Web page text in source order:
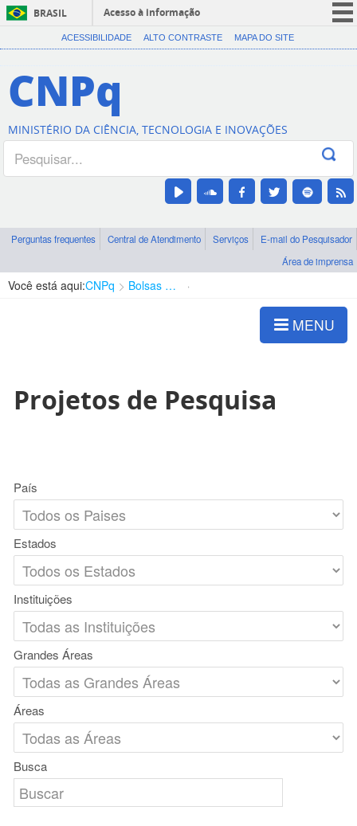
BRASIL
Acesso à informação
CORONAVÍRUS (COVID-19)
Canais
ACESSIBILIDADE ALTO CONTRASTE MAPA DO SITE
CNPq
MINISTÉRIO DA CIÊNCIA, TECNOLOGIA E INOVAÇÕES
Perguntas frequentes Central de Atendimento Serviços
E-mail do Pesquisador
Área de imprensa
Você está aqui:CNPq Bolsas e Auxílios Vigentes
MENU
Projetos de Pesquisa
País
Estados
Instituições
Grandes Áreas
Áreas
Busca